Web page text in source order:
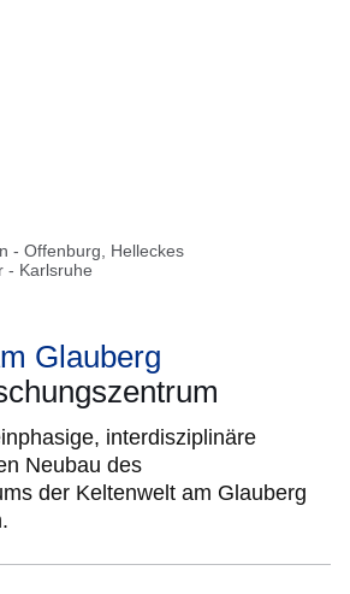
- Offenburg, Helleckes
- Karlsruhe
Glauberg
interdisziplinäre
Neubau des
der Keltenwelt am Glauberg